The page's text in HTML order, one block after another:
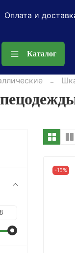
Оплата и
Каталог
-15%